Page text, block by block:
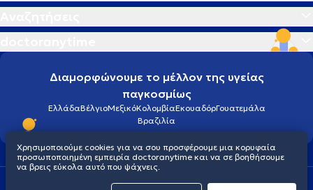
Διαμορφώνουμε το μέλλον της υγείας
παγκοσμίως
ΕλλάδαΒέλγιοΜεξικόΚολομβίαΕκουαδόρΓουατεμάλα
Βραζιλία
Πολιτική προστασίας προσωπικού απορρήτου
Χρησιμοποιούμε cookies για να σου προσφέρουμε μια κορυφαία
προσωποποιημένη εμπειρία doctoranytime και να σε βοηθήσουμε
να βρεις εύκολα αυτό που ψάχνεις.